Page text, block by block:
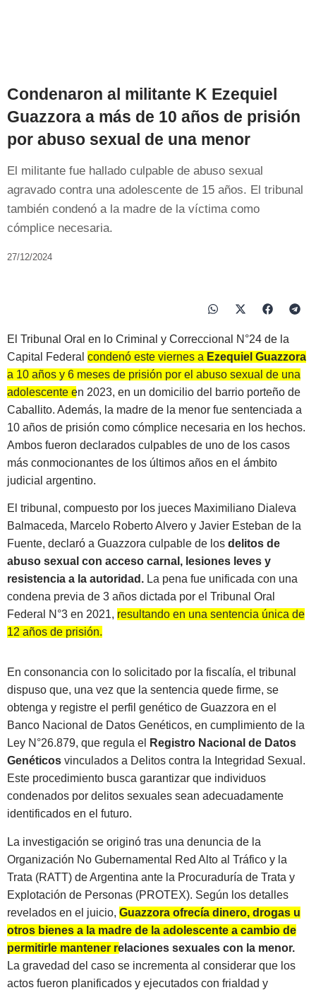
Condenaron al militante K Ezequiel
Guazzora a más de 10 años de prisión
por abuso sexual de una menor
El militante fue hallado culpable de abuso sexual
agravado contra una adolescente de 15 años. El tribunal
también condenó a la madre de la víctima como
cómplice necesaria.
27/12/2024
El Tribunal Oral en lo Criminal y Correccional N°24 de la
Capital Federal condenó este viernes a Ezequiel Guazzora
a 10 años y 6 meses de prisión por el abuso sexual de una
adolescente en 2023, en un domicilio del barrio porteño de
Caballito. Además, la madre de la menor fue sentenciada a
10 años de prisión como cómplice necesaria en los hechos.
Ambos fueron declarados culpables de uno de los casos
más conmocionantes de los últimos años en el ámbito
judicial argentino.
El tribunal, compuesto por los jueces Maximiliano Dialeva
Balmaceda, Marcelo Roberto Alvero y Javier Esteban de la
Fuente, declaró a Guazzora culpable de los delitos de
abuso sexual con acceso carnal, lesiones leves y
resistencia a la autoridad. La pena fue unificada con una
condena previa de 3 años dictada por el Tribunal Oral
Federal N°3 en 2021, resultando en una sentencia única de
12 años de prisión.
En consonancia con lo solicitado por la fiscalía, el tribunal
dispuso que, una vez que la sentencia quede firme, se
obtenga y registre el perfil genético de Guazzora en el
Banco Nacional de Datos Genéticos, en cumplimiento de la
Ley N°26.879, que regula el
Registro Nacional de Datos
Genéticos vinculados a Delitos contra la Integridad Sexual.
Este procedimiento busca garantizar que individuos
condenados por delitos sexuales sean adecuadamente
identificados en el futuro.
La investigación se originó tras una denuncia de la
Organización No Gubernamental Red Alto al Tráfico y la
Trata (RATT) de Argentina ante la Procuraduría de Trata y
Explotación de Personas (PROTEX). Según los detalles
revelados en el juicio, Guazzora ofrecía dinero, drogas u
otros bienes a la madre de la adolescente a cambio de
permitirle mantener relaciones sexuales con la menor.
La gravedad del caso se incrementa al considerar que los
actos fueron planificados y ejecutados con frialdad y